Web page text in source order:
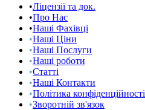
•Ліцензії та док.
•Про Нас
•Наші Фахівці
•Наші Ціни
•Наші Послуги
•Наші роботи
•Статті
•Наші Контакти
•Політика конфіденційності
•Зворотній зв'язок